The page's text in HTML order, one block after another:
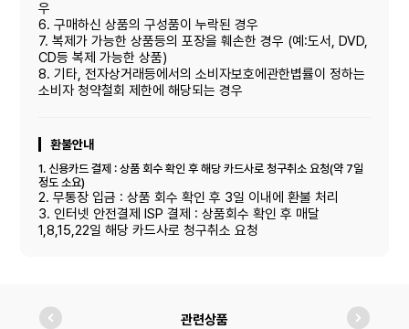
우
6. 구매하신 상품의 구성품이 누락된 경우
7. 복제가 가능한 상품등의 포장을 훼손한 경우 (예:도서, DVD,
CD등 복제 가능한 상품)
8. 기타, 전자상거래등에서의 소비자보호에관한볍률이 정하는
소비자 청약철회 제한에 해당되는 경우
환불안내
1. 신용카드 결제 : 상품 회수 확인 후 해당 카드사로 청구취소 요청(약 7일
정도 소요)
2. 무통장 입금 : 상품 회수 확인 후 3일 이내에 환불 처리
3. 인터넷 안전결제 ISP 결제 : 상품회수 확인 후 매달
1,8,15,22일 해당 카드사로 청구취소 요청
관련상품